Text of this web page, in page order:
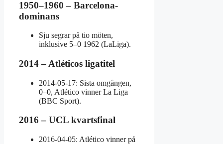
1950–1960 – Barcelona-
dominans
Sju segrar på tio möten,
inklusive 5–0 1962 (LaLiga).
2014 – Atléticos ligatitel
2014‑05‑17: Sista omgången,
0–0, Atlético vinner La Liga
(BBC Sport).
2016 – UCL kvartsfinal
2016‑04‑05: Atlético vinner på